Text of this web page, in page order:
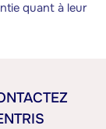
quant à leur